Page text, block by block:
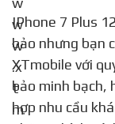
IPhone 7 Plus 128GB cũ mặc dù chất lượng rất đảm
bảo nhưng bạn
XTmobile với
bảo minh bạch,
hợp nhu cầu